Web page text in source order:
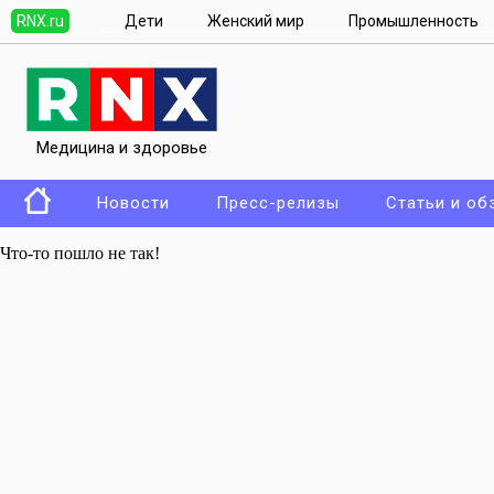
RNX.ru Дети Женский мир Промышленность
Медицина и здоровье
Новости Пресс-релизы Статьи и
Что-то пошло не так!